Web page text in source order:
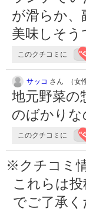
が滑らか、
美味しそう
このクチコミに
サッコ さん （女
地元野菜の
のばかりな
このクチコミに
※クチコミ
これらは
でご了承く